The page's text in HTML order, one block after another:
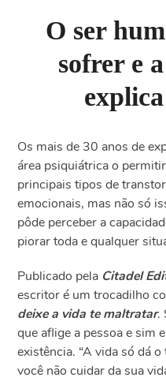
O ser
sofrer e
Os mais de 30 anos de
área psiquiátrica o
principais tipos de
emocionais, mas não só
pôde perceber a
piorar toda e qualquer
Publicado pela Citadel
escritor é um trocadilho
deixe a vida te maltratar.
que aflige a pessoa e sim
existência. “A vida só dá
você não cuidar da sua